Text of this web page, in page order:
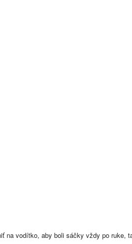
na vodítko, aby boli sáčky vždy po ruke,